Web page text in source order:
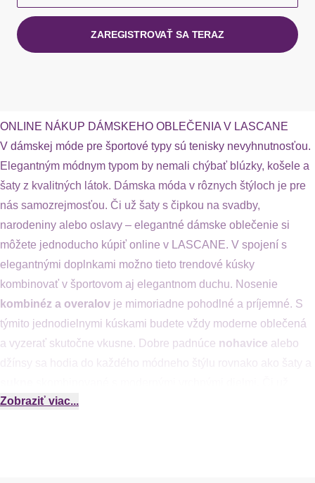
ZAREGISTROVAŤ SA TERAZ
ONLINE NÁKUP DÁMSKEHO OBLEČENIA V LASCANE
V dámskej móde pre športové typy sú tenisky nevyhnutnosťou.
Elegantným módnym typom by nemali chýbať blúzky, košele a
šaty z kvalitných látok. Dámska móda v rôznych štýloch je pre
nás samozrejmosťou. Či už šaty s čipkou na svadby,
narodeniny alebo oslavy – elegantné dámske oblečenie si
môžete jednoducho kúpiť online v LASCANE. V spojení s
elegantnými doplnkami možno tieto trendové kúsky
kombinovať v športovom aj elegantnom duchu. Nosenie
kombinéz a overalov je mimoriadne pohodlné a príjemné. S
týmito jednodielnymi kúskami budete vždy moderne oblečená
a vyzerať skutočne vkusne. Dobre padnúce nohavice alebo
športové, alebo elegantné oblečenie – v našom obchode si
Zobraziť viac...